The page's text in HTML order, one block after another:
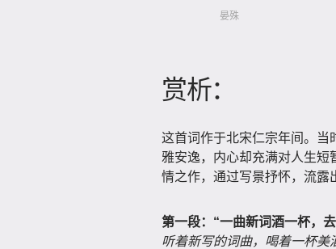
晏殊
赏析：
这首词作于北宋仁宗年间。当
雅安逸，内心却充满对人生短
情之作，通过写景抒怀，流露
第一段：“一曲新词酒一杯，
听着新写的词曲，喝着一杯